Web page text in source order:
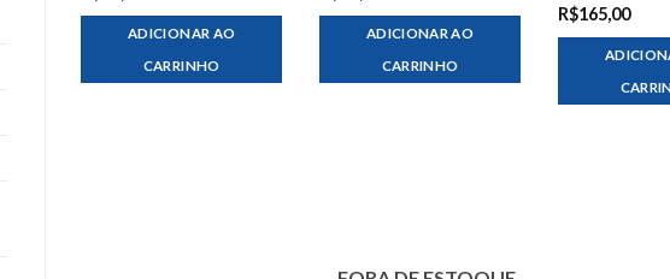
ADICIONAR AO
CARRINHO
ADICIONAR AO
CARRINHO
R$165,00